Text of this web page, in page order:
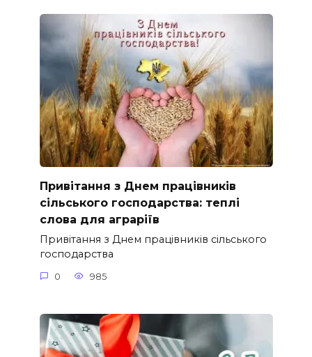
Привітання з Днем працівників
сільського господарства: теплі
слова для аграріїв
Привітання з Днем працівників сільського
господарства
0 985